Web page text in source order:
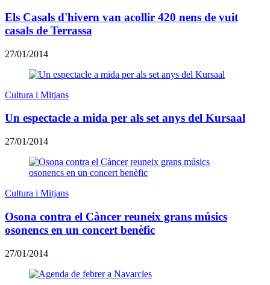
Els Casals d'hivern van acollir 420 nens de vuit
casals de Terrassa
27/01/2014
Cultura i Mitjans
Un espectacle a mida per als set anys del Kursaal
27/01/2014
Cultura i Mitjans
Osona contra el Càncer reuneix grans músics
osonencs en un concert benèfic
27/01/2014